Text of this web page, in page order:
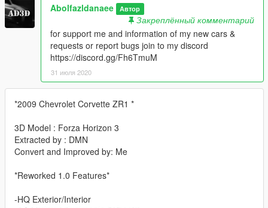
Abolfazldanaee Автор
Закреплённый комментарий
for support me and information of my new cars &
requests or report bugs join to my discord
https://discord.gg/Fh6TmuM
31 июля 2020
*2009 Chevrolet Corvette ZR1 *
3D Model : Forza Horizon 3
Extracted by : DMN
Convert and Improved by: Me
*Reworked 1.0 Features*
-HQ Exterior/Interior